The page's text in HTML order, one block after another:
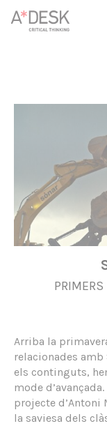
seguim
participar del
Arriba la
relacionades
els continguts,
mode
projecte d’Antoni
la saviesa dels